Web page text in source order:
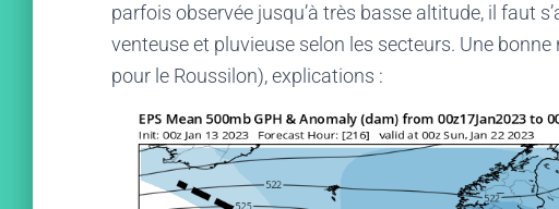
parfois observée jusqu’à très basse altitude, il faut
venteuse et pluvieuse selon les secteurs. Une
pour le Roussilon), explications :